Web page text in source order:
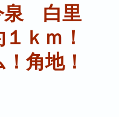
泉 白里
ｋｍ！
角地！